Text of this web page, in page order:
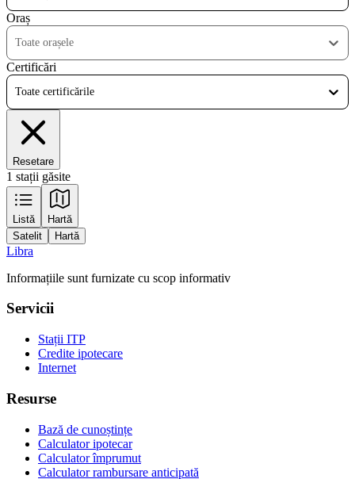
Oraș
Toate orașele
Certificări
Toate certificările
Resetare
1 stații găsite
Listă Hartă
+
−
Leaflet |Tiles © Esri — Source: Esri, Maxar, Earthstar Geographics, and the GIS
User Community
Satelit Hartă
Libra
Informațiile sunt furnizate cu scop informativ
Servicii
Stații ITP
Credite ipotecare
Internet
Resurse
Bază de cunoștințe
Calculator ipotecar
Calculator împrumut
Calculator rambursare anticipată